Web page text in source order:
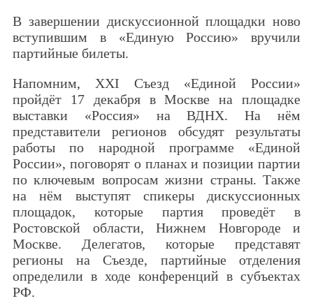
В завершении дискуссионной площадки ново
вступившим в «Единую Россию» вручили
партийные билеты.
Напомним, XXI Съезд «Единой России»
пройдёт 17 декабря в Москве на площадке
выставки «Россия» на ВДНХ. На нём
представители регионов обсудят результаты
работы по народной программе «Единой
России», поговорят о планах и позиции партии
по ключевым вопросам жизни страны. Также
на нём выступят спикеры дискуссионных
площадок, которые партия проведёт в
Ростовской области, Нижнем Новгороде и
Москве. Делегатов, которые представят
регионы на Съезде, партийные отделения
определили в ходе конференций в субъектах
РФ.